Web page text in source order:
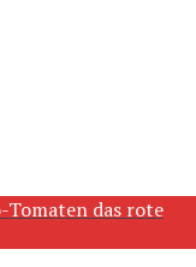
Tomaten das rote